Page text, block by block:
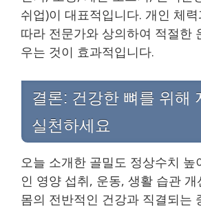
쉬업)이 대표적입니다. 개인 체
따라 전문가와 상의하여 적절한
우는 것이 효과적입니다.
결론: 건강한 뼈를 위해
실천하세요
오늘 소개한 골밀도 정상수치 높
인 영양 섭취, 운동, 생활 습관 개
몸의 전반적인 건강과 직결되는